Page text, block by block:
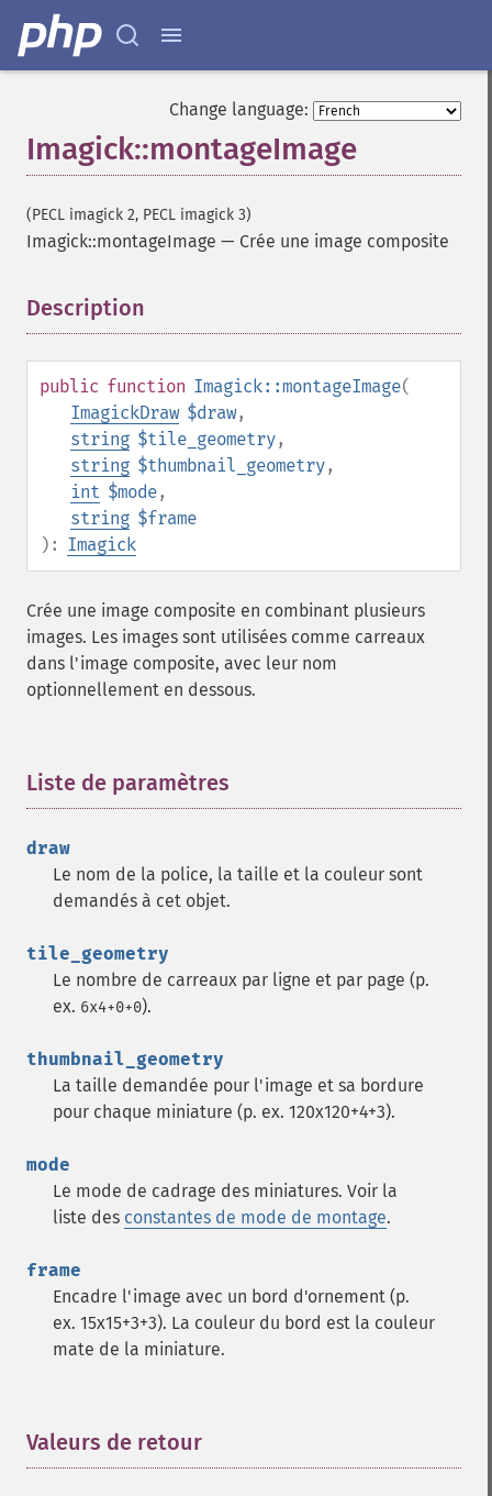
Change language:
Imagick::montageImage
(PECL imagick 2, PECL imagick 3)
Imagick::montageImage — Crée une image composite
Description
public function Imagick::montageImage(
ImagickDraw $draw,
string $tile_geometry,
string $thumbnail_geometry,
int $mode,
string $frame
): Imagick
Crée une image composite en combinant plusieurs
images. Les images sont utilisées comme carreaux
dans l'image composite, avec leur nom
optionnellement en dessous.
Liste de paramètres
draw
Le nom de la police, la taille et la couleur sont
demandés à cet objet.
tile_geometry
Le nombre de carreaux par ligne et par page (p.
ex. 6x4+0+0).
thumbnail_geometry
La taille demandée pour l'image et sa bordure
pour chaque miniature (p. ex. 120x120+4+3).
mode
Le mode de cadrage des miniatures. Voir la
liste des constantes de mode de montage.
frame
Encadre l'image avec un bord d'ornement (p.
ex. 15x15+3+3). La couleur du bord est la couleur
mate de la miniature.
Valeurs de retour
blueShiftImage
blurImage
borderImage
chopImage
clampImage
clipImage
clipImagePath
clutImage
colorMatrixImage
combineImages
commentImage
compareImageChannels
compareImageLayers
compareImages
compositeImage
contrastStretchImage
convolveImage
count
cropImage
cycleColormapImage
deleteImageArtifact
deleteImageProperty
deskewImage
destroy
displayImage
displayImages
drawImage
edgeImage
embossImage
enhanceImage
equalizeImage
evaluateImage
extentImage
flipImage
floodFillPaintImage
flopImage
functionImage